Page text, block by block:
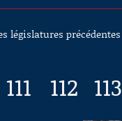
législatures précédentes
111 112 113